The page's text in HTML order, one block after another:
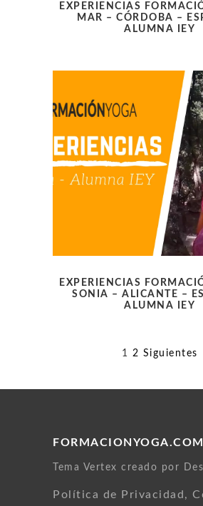
EXPERIENCIAS
MAR – CÓRDOBA –
ALUMNA IEY
EXPERIENCIAS
SONIA – ALICANTE –
ALUMNA IEY
Paginación
1 2 Siguientes
FORMACIONYOGA.COM
Tema Vertex creado por
Política de Privacidad,